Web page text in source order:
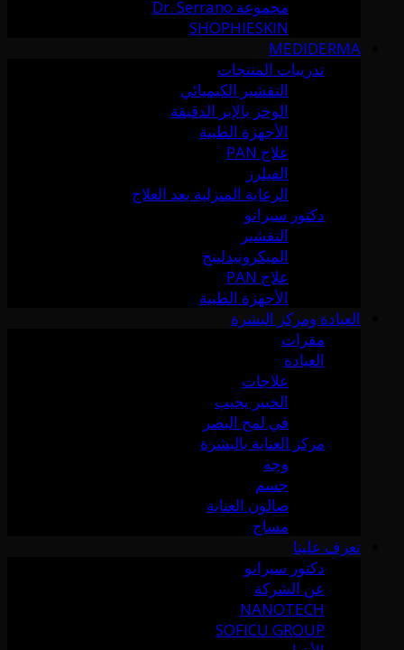
مجموعة Dr. Serrano
SHOPHIESKIN
MEDIDERMA
تدريبات المنتجات
التقشير الكيميائي
الوخز بالإبر الدقيقة
الأجهزة الطبية
علاج PAN
الفيلرز
الرعاية المنزلية بعد العلاج
دكتور سيرانو
التقشير
الميكرونيدلينج
علاج PAN
الأجهزة الطبية
العيادة ومركز البشرة
مقرات
العيادة
علاجات
الخبير يجيب
في لمح البصر
مركز العناية بالبشرة
وجه
جسم
صالون العناية
مساج
تعرف علينا
دكتور سيرانو
عن الشركة
NANOTECH
SOFICU GROUP